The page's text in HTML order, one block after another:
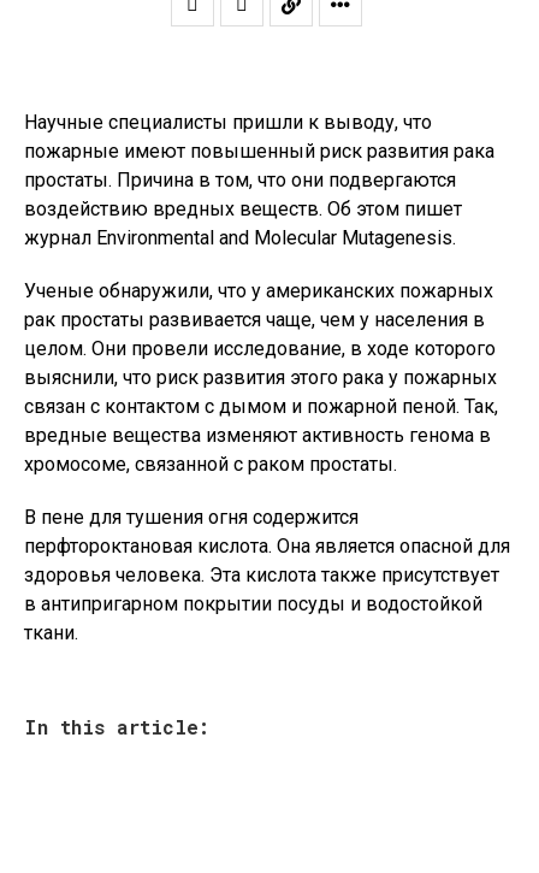
Научные специалисты пришли к выводу, что
пожарные имеют повышенный риск развития рака
простаты. Причина в том, что они подвергаются
воздействию вредных веществ. Об этом пишет
журнал Environmental and Molecular Mutagenesis.
Ученые обнаружили, что у американских пожарных
рак простаты развивается чаще, чем у населения в
целом. Они провели исследование, в ходе которого
выяснили, что риск развития этого рака у пожарных
связан с контактом с дымом и пожарной пеной. Так,
вредные вещества изменяют активность генома в
хромосоме, связанной с раком простаты.
В пене для тушения огня содержится
перфтороктановая кислота. Она является опасной для
здоровья человека. Эта кислота также присутствует
в антипригарном покрытии посуды и водостойкой
ткани.
In this article: